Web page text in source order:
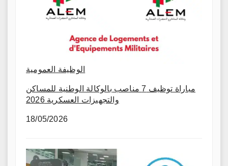
الوظيفة العمومية
مباراة توظيف 7 مناصب بالوكالة الوطنية للمساكن
والتجهيزات العسكرية 2026
18/05/2026